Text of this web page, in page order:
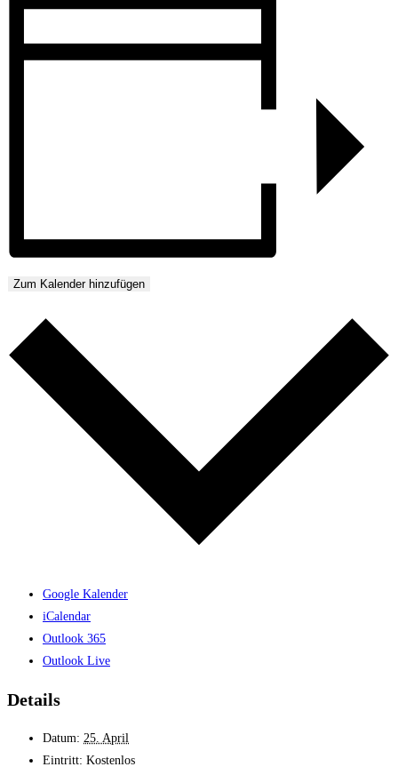
Zum Kalender hinzufügen
Google Kalender
iCalendar
Outlook 365
Outlook Live
Details
Datum: 25. April
Eintritt: Kostenlos